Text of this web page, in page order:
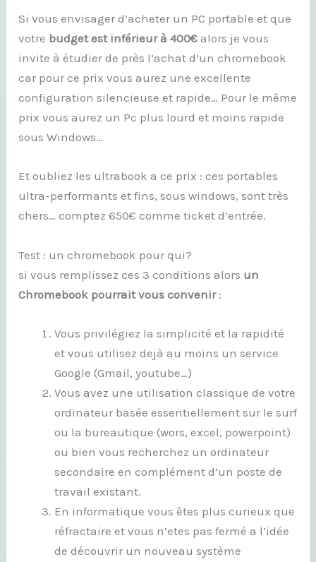
Si vous envisager d’acheter un PC portable et que
votre budget est inférieur à 400€ alors je vous
invite à étudier de près l’achat d’un chromebook
car pour ce prix vous aurez une excellente
configuration silencieuse et rapide… Pour le même
prix vous aurez un Pc plus lourd et moins rapide
sous Windows…
Et oubliez les ultrabook a ce prix : ces portables
ultra-performants et fins, sous windows, sont très
chers… comptez 650€ comme ticket d’entrée.
Test : un chromebook pour qui?
si vous remplissez ces 3 conditions alors un
Chromebook pourrait vous convenir:
Vous privilégiez la simplicité et la rapidité
et vous utilisez dejà au moins un service
Google (Gmail, youtube…)
Vous avez une utilisation classique de votre
ordinateur basée essentiellement sur le surf
ou la bureautique (wors, excel, powerpoint)
ou bien vous recherchez un ordinateur
secondaire en complément d’un poste de
travail existant.
En informatique vous êtes plus curieux que
réfractaire et vous n’etes pas fermé a l’idée
de découvrir un nouveau système